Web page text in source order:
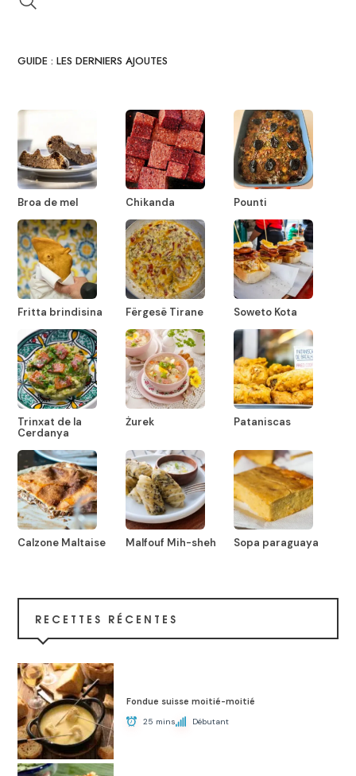
GUIDE : LES DERNIERS AJOUTES
Broa de mel Chikanda Pounti
Fritta brindisina Fërgesë Tirane Soweto Kota
Trinxat de la
Cerdanya
Żurek Pataniscas
Calzone Maltaise Malfouf Mih-sheh Sopa paraguaya
RECETTES RÉCENTES
Fondue suisse moitié-moitié
25 mins Débutant